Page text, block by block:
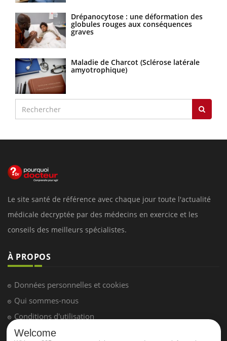
Drépanocytose : une déformation des
globules rouges aux conséquences
graves
Maladie de Charcot (Sclérose latérale
amyotrophique)
Le site santé de référence avec chaque jour toute l'actualité
médicale decryptée par des médecins en exercice et les
conseils des meilleurs spécialistes.
À PROPOS
Données personnelles et cookies
Qui sommes-nous
Conditions d'utilisation
Plan du site
Welcome